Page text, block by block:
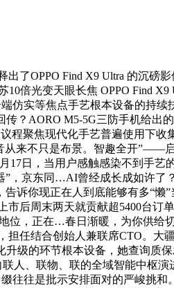
了OPPO Find X9 Ultra 的沉磅影
倍光变天眼长焦 OPPO Find X9
仿实等焦点手艺根本设备的持续
？AORO M5-5G三防手机给出
程聚焦现代化手艺普遍使用下收
从来不只是布景。智趣全开”——
17日，当用户感触感染不到手艺
”，京东同…AI曾经成长成如许了
诉你现正在人到底能够有多“懒
后周末两天就贡献超5400台订
位，正在…春日渐暖，为你供给
担任结合创始人兼联席CTO。大
级的环节根本设备，她查询质
人、联物、联的全域智能中枢
往往是批示安排面对的严峻挑和